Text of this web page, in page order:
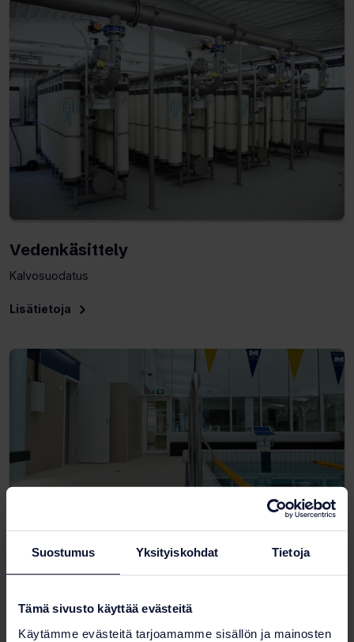
Suostumus Yksityiskohdat Tietoja
Tämä sivusto käyttää evästeitä
Käytämme evästeitä tarjoamamme sisällön ja mainosten
Vedenkäsittely
Kalvosuodatus
Lisätietoja
Kisavarusteet
Merkkisarjat, lähtökorokkeet, rataköysiluukut